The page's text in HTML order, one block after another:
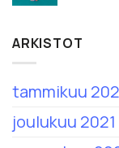
ARKISTOT
tammikuu
joulukuu 2021